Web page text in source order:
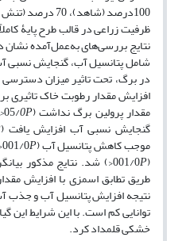
ظرفیت زراعی در قالب طرح پایۀ
نتایج بررسی‌های به‌عمل‌آمده نشان
در برگ، تحت تاثیر میزان
افزایش مقدار رطوبت خاک تاثیری
مقدار پرولین برگ نداشت (05/ 0P<
گنجایش نسبی آب افزایش یافت (001/0
موجب کاهش پتانسیل آب (001/0P
(001/0
P <) شد. نتایج مذکور
طریق تطابق اسمزی با افزایش
نتیجه افزایش پتانسیل آب و جذب
توانایی کم است. با این شرایط این
خشکی قلمداد کرد.